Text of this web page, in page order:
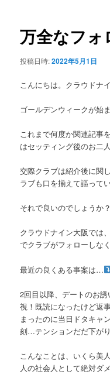
万全なフォ
投稿日時:2022年5月1日
こんにちは。クラウドナ
ゴールデンウィークが始
これまで何度か関連記事
はセッティング後のお二
交際クラブは紹介後に関
ラブも口を揃えて謳って
それで良いのでしょうか？
クラウドナイン大阪では
でクラブがフォローしな
最近の良くある事案は…
2回目以降、デートのお
視！既読になったけど返
まったのに当日ドタキャ
刻…テンションだだ下が
こんなことは、いくら美
人の社会人として絶対ダメ